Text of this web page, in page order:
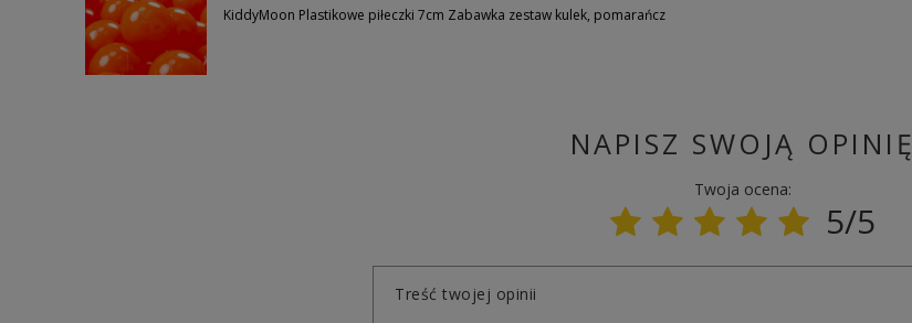
KiddyMoon Plastikowe piłeczki 7cm Zabawka zestaw kulek, pomarańcz
NAPISZ SWOJĄ OPINIĘ
Twoja ocena:
5/5
Treść twojej opinii